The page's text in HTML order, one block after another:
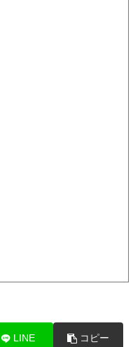
LINE コピー